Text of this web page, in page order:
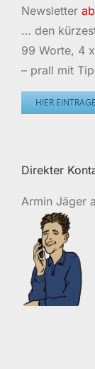
Newsletter
… den
99 Worte, 4
– prall mit
HIER
Direkter
Armin Jäger